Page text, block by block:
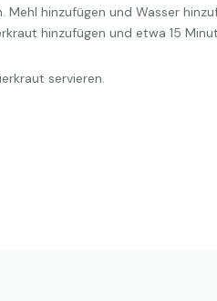
Mehl hinzufügen und Wasser
hinzufügen und etwa 15
servieren.